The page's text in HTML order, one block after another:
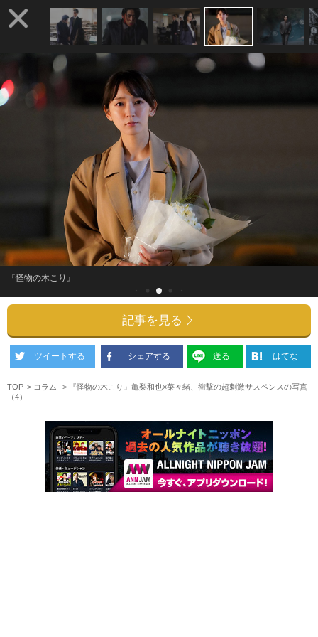
『怪物の木こり』
記事を見る
ツイートする シェアする 送る はてな
TOP コラム
『怪物の木こり』亀梨和也×菜々緒、衝撃の超刺激サスペンスの写真
（4）